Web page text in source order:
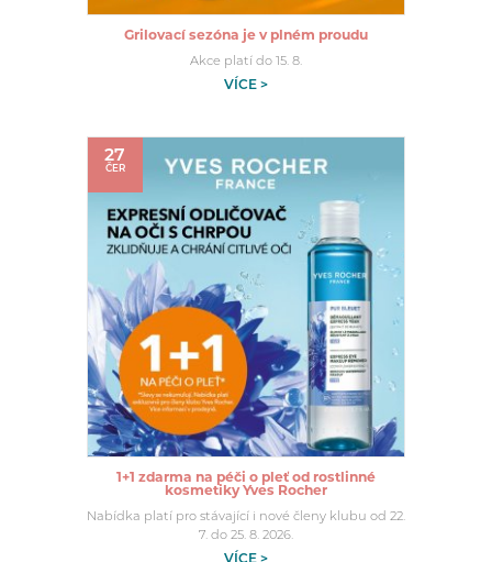
Grilovací sezóna je v plném proudu
Akce platí do 15. 8.
VÍCE >
27
ČER
1+1 zdarma na péči o pleť od rostlinné
kosmetiky Yves Rocher
Nabídka platí pro stávající i nové členy klubu od 22.
7. do 25. 8. 2026.